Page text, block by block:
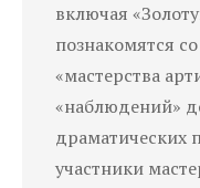
включая
познакомятся
«мастерства
«наблюдений»
драматических
участники